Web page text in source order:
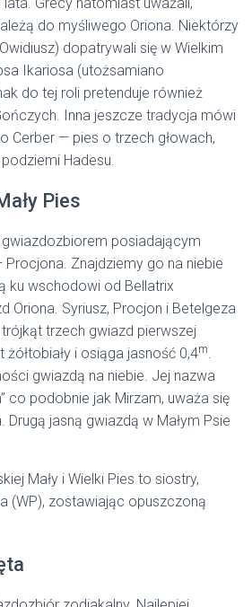
do myśliwego Oriona. Niektórzy
dopatrywali się w Wielkim
Ikariosa (utożsamiano
do tej roli pretenduje również
Inna jeszcze tradycja mówi
Cerber — pies o trzech głowach,
Hadesu.
Pies
gwiazdozbiorem posiadającym
Znajdziemy go na niebie
ku wschodowi od Bellatrix
Oriona. Syriusz, Procjon i Betelgeza
trzech gwiazd pierwszej
i osiąga jasność 0,4m.
gwiazdą na niebie. Jej nazwa
co podobnie jak Mirzam, uważa się
Drugą jasną gwiazdą w Małym Psie
Mały i Wielki Pies to siostry,
(WP), zostawiając opuszczoną